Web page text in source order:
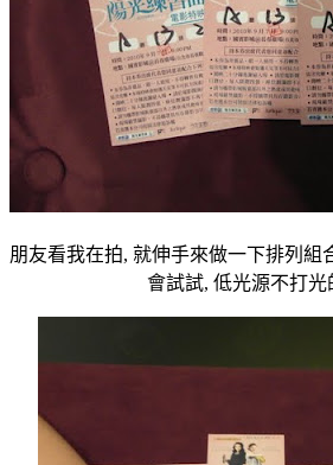
朋友看我在拍, 就伸手來做一下排列組
會試試, 低光源不打光